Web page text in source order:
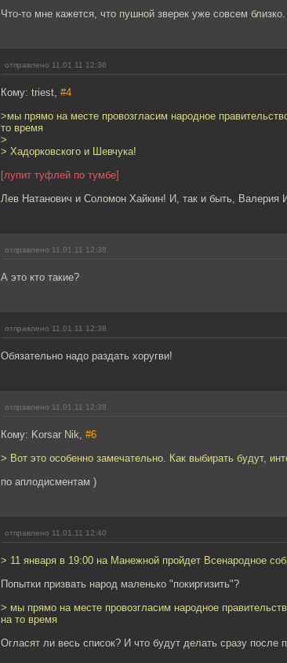
Что-то мне кажется, что пушной зверек уже совсем
отправлено 11.01.11 12:36
Кому: triest, #4
>мы прямо на месте провозгласим народное
то время
>
> Хадорковского и Шевчука!
[лупит туфлей по тумбе]
Лев Натанович и Соломон Хайкин! И, так и быть, Валерия
отправлено 11.01.11 12:38
А это кто такие?
отправлено 11.01.11 12:38
Обязательно надо раздать хоругви!
отправлено 11.01.11 12:38
Кому: Korsar Nik, #6
> Вот это особенно замечательно. Как выбирать будут,
по аплодисментам )
отправлено 11.01.11 12:40
> 11 января в 19:00 на Манежной пройдет Всенародное
Попытки призвать народ маленько "покиргизить"?
> мы прямо на месте провозгласим народное
на то время
Огласят ли весь список? И что будут делать сразу после